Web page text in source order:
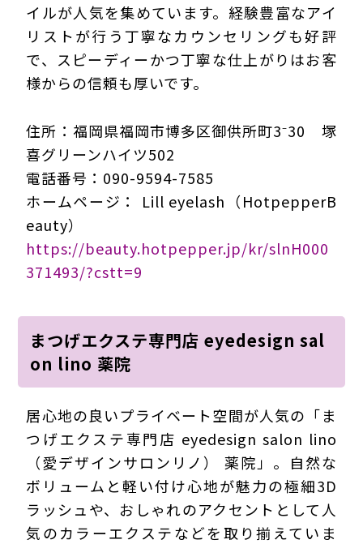
イルが人気を集めています。経験豊富なアイ
リストが行う丁寧なカウンセリングも好評
で、スピーディーかつ丁寧な仕上がりはお客
様からの信頼も厚いです。
住所：福岡県福岡市博多区御供所町3⁻30 塚
喜グリーンハイツ502
電話番号：090-9594-7585
ホームページ： Lill eyelash（HotpepperB
eauty）
https://beauty.hotpepper.jp/kr/slnH000
371493/?cstt=9
まつげエクステ専門店 eyedesign sal
on lino 薬院
居心地の良いプライベート空間が人気の「ま
つげエクステ専門店 eyedesign salon lino
（愛デザインサロンリノ） 薬院」。自然な
ボリュームと軽い付け心地が魅力の極細3D
ラッシュや、おしゃれのアクセントとして人
気のカラーエクステなどを取り揃えていま